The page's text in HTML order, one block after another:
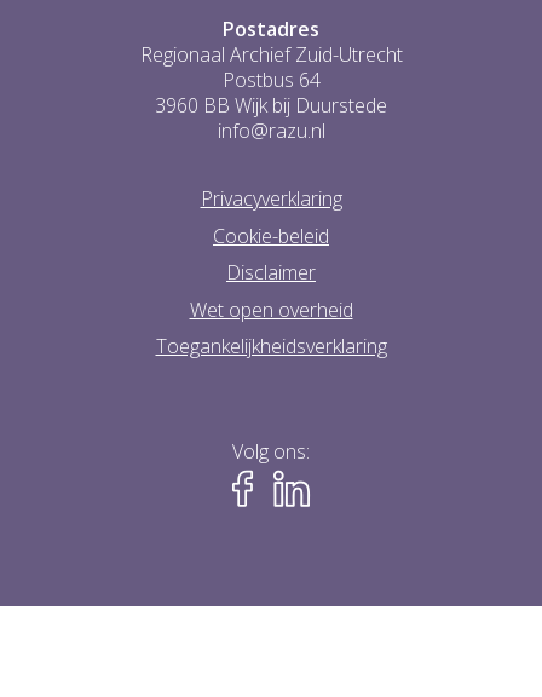
Postadres
Regionaal Archief Zuid-Utrecht
Postbus 64
3960 BB Wijk bij Duurstede
info@razu.nl
Privacyverklaring
Cookie-beleid
Disclaimer
Wet open overheid
Toegankelijkheidsverklaring
Volg ons: